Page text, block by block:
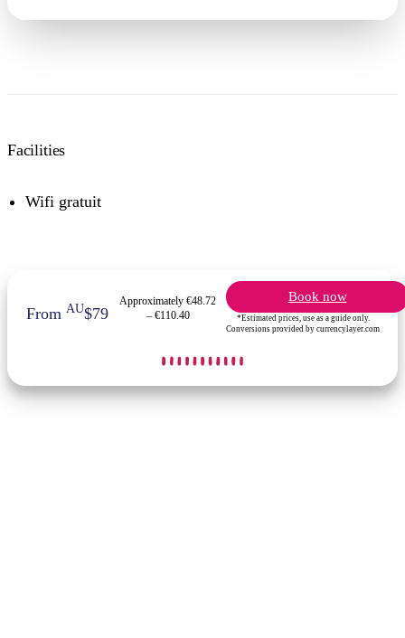
Facilities
Wifi gratuit
FromAU$79
Approximately €48.72
– €110.40
Book now
*Estimated prices, use as a guide only.
Conversions provided by currencylayer.com